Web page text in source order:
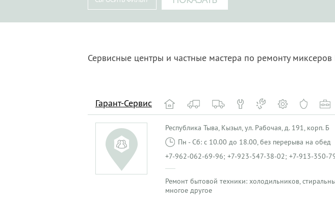
Сервисные центры и частные мастера по ремонту
Гарант-Сервис
Республика Тыва, Кызыл, ул. Рабочая, д. 191, корп. Б
Пн - Сб: с 10.00 до 18.00, без перерыва на обед
+7-962-062-69-96; +7-923-547-38-02; +7-913-350-
Ремонт бытовой техники: холодильников,
многое другое